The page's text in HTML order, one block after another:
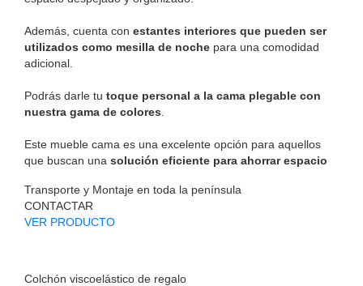
Además, cuenta con estantes interiores que pueden ser
utilizados como mesilla de noche para una comodidad
adicional.
Podrás darle tu toque personal a la cama plegable con
nuestra gama de colores.
Este mueble cama es una excelente opción para aquellos
que buscan una solución eficiente para ahorrar espacio
Transporte y Montaje en toda la península
CONTACTAR
VER PRODUCTO
Colchón viscoelástico de regalo